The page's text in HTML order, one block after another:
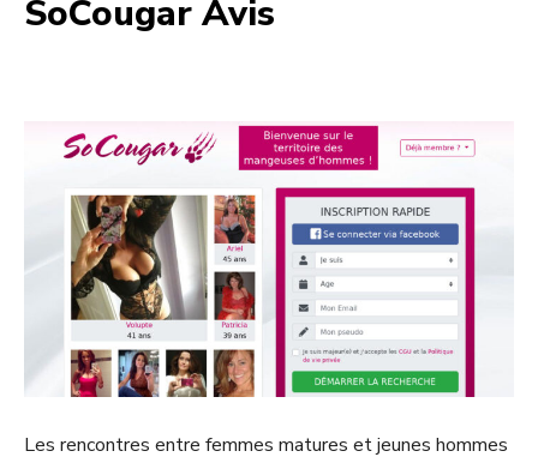
SoCougar Avis
Les rencontres entre femmes matures et jeunes hommes